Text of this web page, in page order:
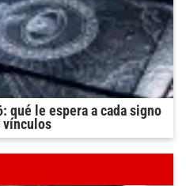
qué le espera a cada signo
vínculos